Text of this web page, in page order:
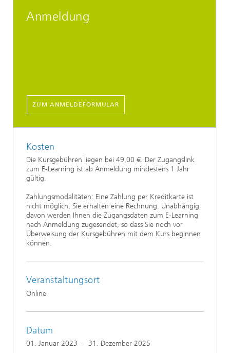
Anmeldung
ZUM ANMELDEFORMULAR
Kosten
Die Kursgebühren liegen bei 49,00 €. Der Zugangslink
zum E-Learning ist ab Anmeldung mindestens 1 Jahr
gültig.
Zahlungsmodalitäten: Eine Zahlung per Kreditkarte ist
nicht möglich, Sie erhalten eine Rechnung. Unabhängig
davon werden Ihnen die Zugangsdaten zum E-Learning
nach Anmeldung zugesendet, so dass Sie noch vor
Überweisung der Kursgebühren mit dem Kurs beginnen
können.
Veranstaltungsort
Online
Datum
01. Januar 2023 - 31. Dezember 2025